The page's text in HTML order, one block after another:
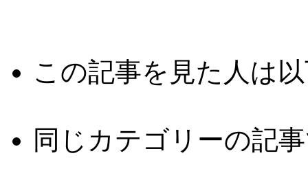
この記事を見た人は
同じカテゴリーの記